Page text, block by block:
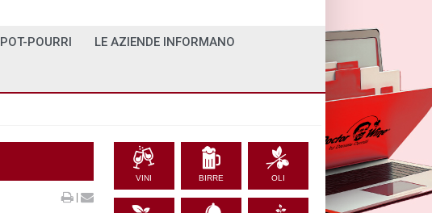
POT-POURRI LE AZIENDE INFORMANO
|
VINI BIRRE OLI